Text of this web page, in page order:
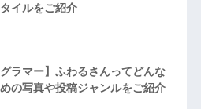
イルをご紹介
グラマー】ふわるさんってどんな
の写真や投稿ジャンルをご紹介